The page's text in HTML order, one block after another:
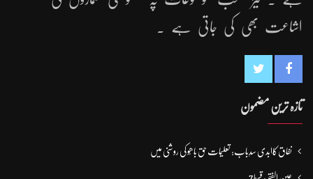
اشاعت بھی کی جاتی ہے ۔
تازہ ترین مضمون
نفاق کاابدی سدِباب: تعلیمات حق باھُو کی روشنی میں